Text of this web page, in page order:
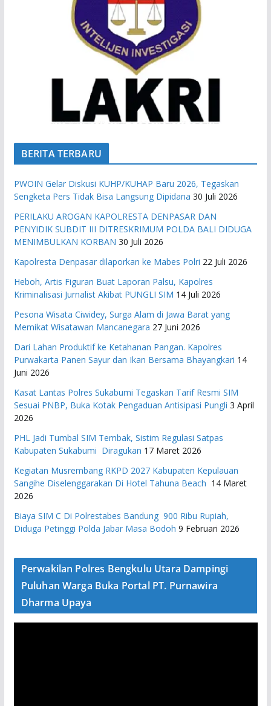
BERITA TERBARU
PWOIN Gelar Diskusi KUHP/KUHAP Baru 2026, Tegaskan
Sengketa Pers Tidak Bisa Langsung Dipidana 30 Juli 2026
PERILAKU AROGAN KAPOLRESTA DENPASAR DAN
PENYIDIK SUBDIT III DITRESKRIMUM POLDA BALI DIDUGA
MENIMBULKAN KORBAN 30 Juli 2026
Kapolresta Denpasar dilaporkan ke Mabes Polri 22 Juli 2026
Heboh, Artis Figuran Buat Laporan Palsu, Kapolres
Kriminalisasi Jurnalist Akibat PUNGLI SIM 14 Juli 2026
Pesona Wisata Ciwidey, Surga Alam di Jawa Barat yang
Memikat Wisatawan Mancanegara 27 Juni 2026
Dari Lahan Produktif ke Ketahanan Pangan. Kapolres
Purwakarta Panen Sayur dan Ikan Bersama Bhayangkari 14
Juni 2026
Kasat Lantas Polres Sukabumi Tegaskan Tarif Resmi SIM
Sesuai PNBP, Buka Kotak Pengaduan Antisipasi Pungli 3 April
2026
PHL Jadi Tumbal SIM Tembak, Sistim Regulasi Satpas
Kabupaten Sukabumi Diragukan 17 Maret 2026
Kegiatan Musrembang RKPD 2027 ​Kabupaten Kepulauan
Sangihe Diselenggarakan Di Hotel Tahuna Beach 14 Maret
2026
Biaya SIM C Di Polrestabes Bandung 900 Ribu Rupiah,
Diduga Petinggi Polda Jabar Masa Bodoh 9 Februari 2026
Perwakilan Polres Bengkulu Utara Dampingi
Puluhan Warga Buka Portal PT. Purnawira
Dharma Upaya